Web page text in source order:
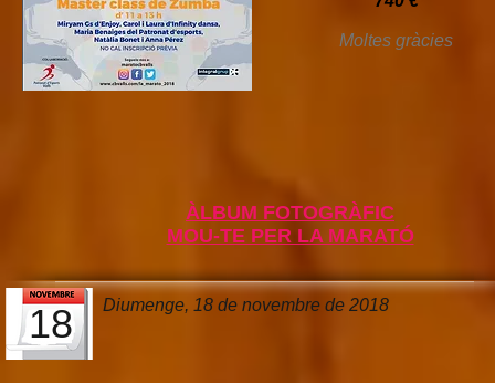
Moltes gràcies
ÀLBUM FOTOGRÀFIC
MOU-TE PER LA MARATÓ
18 Diumenge, 18 de novembre de 2018